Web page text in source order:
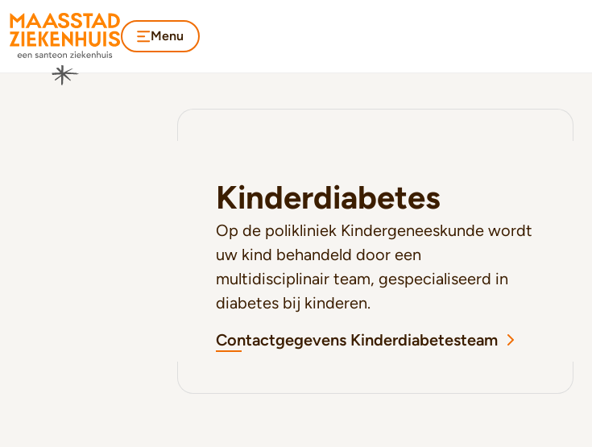
Menu
Kinderdiabetes
Op de polikliniek Kindergeneeskunde wordt
uw kind behandeld door een
multidisciplinair team, gespecialiseerd in
diabetes bij kinderen.
Contactgegevens Kinderdiabetesteam